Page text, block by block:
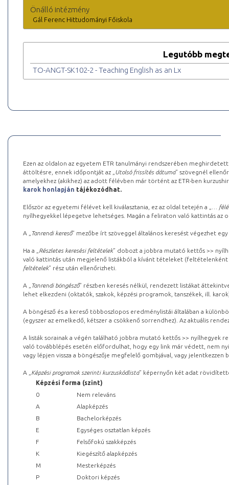
Önálló intézmény
Gál Ferenc Hittudományi Főiskola
Legutóbb
TO-ANGT-SK102-2 - Teaching English as an Lx
Ezen az oldalon az egyetem ETR tanulmányi rendszerében
áttöltésre, ennek időpontját az „ Utolsó frissítés dátuma” szövegnél
amelyekhez (akikhez) az adott félévben már történt az ETR-ben
karok honlapján tájékozódhat.
Először az egyetemi félévet kell kiválasztania, ez az oldal tetején a „
…
nyílhegyekkel lépegetve lehetséges. Magán a feliraton való kattintás az
A „ Tanrendi kereső” mezőbe írt szöveggel általános keresést végezhet
Ha a „ Részletes keresési feltételek” dobozt a jobbra mutató kettős >>
való kattintás után megjelenő listákból a kívánt tételeket (feltételenként
feltételek” rész után ellenőrizheti.
A „ Tanrendi böngésző” részben keresés nélkül, rendezett listákat
lehet elkezdeni (oktatók, szakok, képzési programok, tanszékek, ill.
A böngésző és a kereső többoszlopos eredménylistái általában a
(egyszer az emelkedő, kétszer a csökkenő sorrendhez). Az aktuális
A listák sorainak a végén található jobbra mutató kettős >> nyílhegyek
való továbblépés esetén előfordulhat, hogy egy link már védett, nem
vagy lépjen vissza a böngészője megfelelő gombjával, vagy
A „ Képzési programok szerinti kurzuskódlista” képernyőn két adat
Képzési forma (szint)
0
Nem releváns
A
Alapképzés
B
Bachelorképzés
E
Egységes osztatlan képzés
F
Felsőfokú szakképzés
K
Kiegészítő alapképzés
M
Mesterképzés
P
Doktori képzés